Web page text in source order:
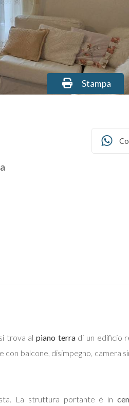
Stampa:
Stampa
si trova al piano terradi un edificio
balcone, disimpegno, camera
La struttura portante è in